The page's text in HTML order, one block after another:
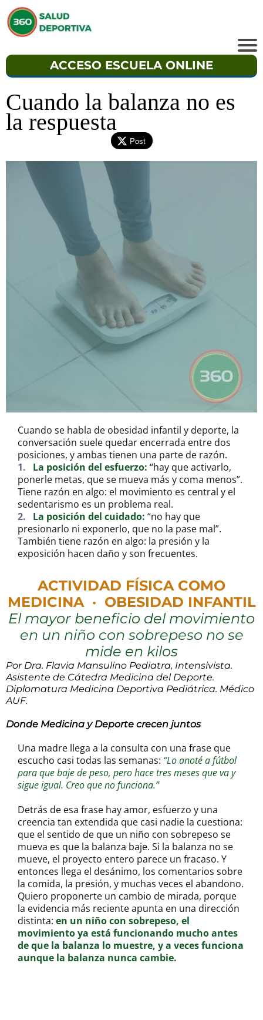
ACCESO ESCUELA ONLINE
Cuando la balanza no es
la respuesta
Post
ACTIVIDAD FÍSICA COMO
MEDICINA · OBESIDAD INFANTIL
El mayor beneficio del movimiento
en un niño con sobrepeso no se
mide en kilos
Por Dra. Flavia Mansulino Pediatra, Intensivista.
Asistente de Cátedra Medicina del Deporte.
Diplomatura Medicina Deportiva Pediátrica. Médico
AUF.
Donde Medicina y Deporte crecen juntos
Una madre llega a la consulta con una frase que
escucho casi todas las semanas: “Lo anoté a fútbol
para que baje de peso, pero hace tres meses que va y
sigue igual. Creo que no funciona.”
Detrás de esa frase hay amor, esfuerzo y una
creencia tan extendida que casi nadie la cuestiona:
que el sentido de que un niño con sobrepeso se
mueva es que la balanza baje. Si la balanza no se
mueve, el proyecto entero parece un fracaso. Y
entonces llega el desánimo, los comentarios sobre
la comida, la presión, y muchas veces el abandono.
Quiero proponerte un cambio de mirada, porque
la evidencia más reciente apunta en una dirección
distinta: en un niño con sobrepeso, el
movimiento ya está funcionando mucho antes
de que la balanza lo muestre, y a veces funciona
aunque la balanza nunca cambie.
Cuando se habla de obesidad infantil y deporte, la
conversación suele quedar encerrada entre dos
posiciones, y ambas tienen una parte de razón.
1. La posición del esfuerzo: “hay que activarlo,
ponerle metas, que se mueva más y coma menos”.
Tiene razón en algo: el movimiento es central y el
sedentarismo es un problema real.
2. La posición del cuidado: “no hay que
presionarlo ni exponerlo, que no la pase mal”.
También tiene razón en algo: la presión y la
exposición hacen daño y son frecuentes.